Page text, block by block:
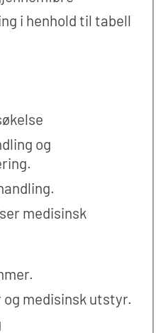
i henhold til tabell
og
medisinsk
medisinsk utstyr.